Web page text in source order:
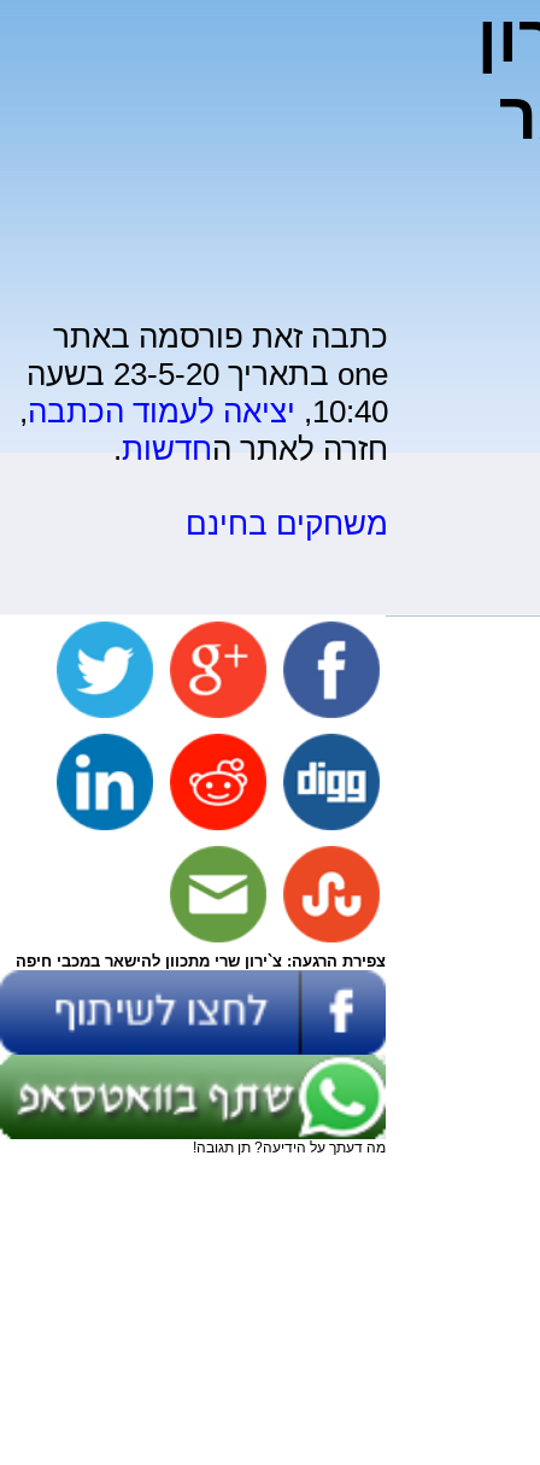
כתבה זאת פורסמה באתר
one בתאריך 23-5-20 בשעה
10:40, יציאה לעמוד הכתבה,
חזרה לאתר החדשות.
משחקים בחינם
צפירת הרגעה: צ`ירון שרי מתכוון להישאר במכבי חיפה
מה דעתך על הידיעה? תן תגובה!